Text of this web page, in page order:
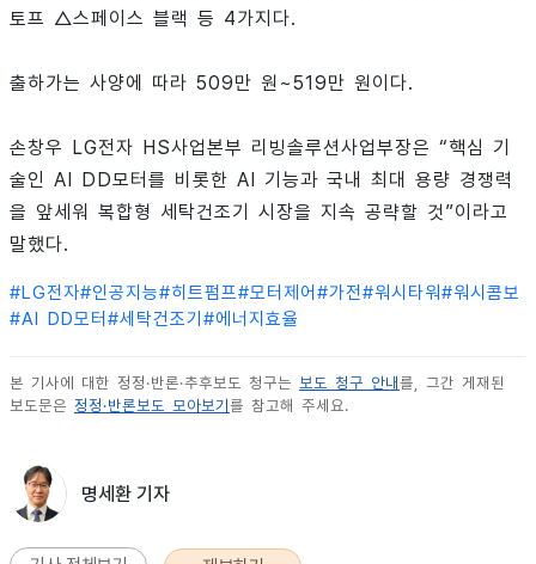
토프 △스페이스 블랙 등 4가지다.
출하가는 사양에 따라 509만 원~519만 원이다.
손창우 LG전자 HS사업본부 리빙솔루션사업부장은 “핵심 기
술인 AI DD모터를 비롯한 AI 기능과 국내 최대 용량 경쟁력
을 앞세워 복합형 세탁건조기 시장을 지속 공략할 것”이라고
말했다.
#LG전자#인공지능#히트펌프#모터제어 #가전#워시타워#워시콤보
#AI DD모터 #세탁건조기 #에너지효율
본 기사에 대한 정정·반론·추후보도 청구는 보도 청구 안내 를, 그간 게재된
보도문은 정정·반론보도 모아보기 를 참고해 주세요.
명세환 기자